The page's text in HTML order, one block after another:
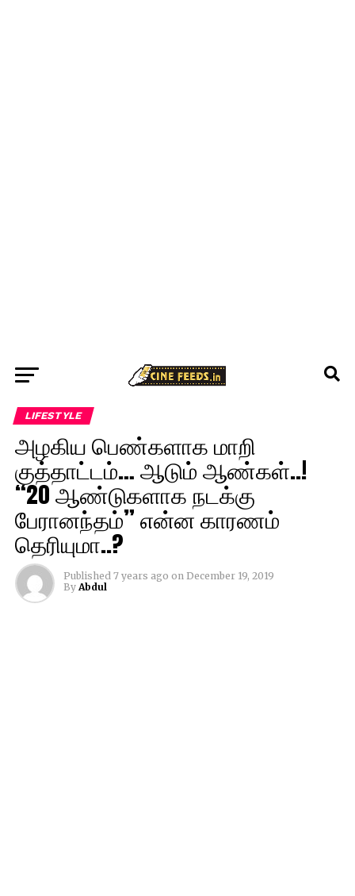
LIFESTYLE
அழகிய பெண்களாக மாறி
குத்தாட்டம்… ஆடும் ஆண்கள்..!
“20 ஆண்டுகளாக நடக்கு
பேரானந்தம்” என்ன காரணம்
தெரியுமா..?
Published 7 years ago on December 19, 2019
By Abdul